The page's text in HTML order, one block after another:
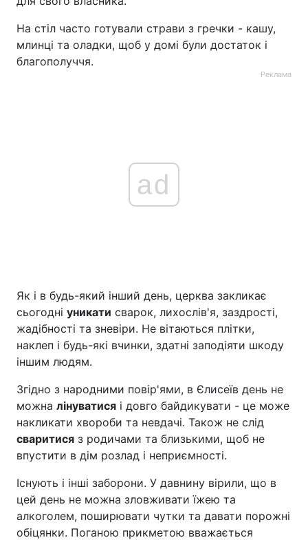
На стіл часто готували страви з гречки - кашу,
млинці та оладки, щоб у домі були достаток і
благополуччя.
Реклама
ad
Як і в будь-який інший день, церква закликає
сьогодні уникати сварок, лихослів'я, заздрості,
жадібності та зневіри. Не вітаються плітки,
наклеп і будь-які вчинки, здатні заподіяти шкоду
іншим людям.
Згідно з народними повір'ями, в Єлисеїв день не
можна лінуватися і довго байдикувати - це може
накликати хвороби та невдачі. Також не слід
сваритися з родичами та близькими, щоб не
впустити в дім розлад і неприємності.
Існують і інші заборони. У давнину вірили, що в
цей день не можна зловживати їжею та
алкоголем, поширювати чутки та давати порожні
обіцянки. Поганою прикметою вважається